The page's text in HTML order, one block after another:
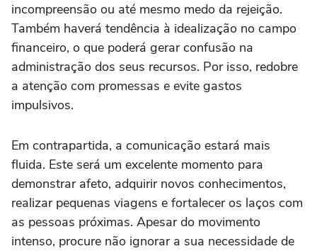
incompreensão ou até mesmo medo da rejeição.
Também haverá tendência à idealização no campo
financeiro, o que poderá gerar confusão na
administração dos seus recursos. Por isso, redobre
a atenção com promessas e evite gastos
impulsivos.
Em contrapartida, a comunicação estará mais
fluida. Este será um excelente momento para
demonstrar afeto, adquirir novos conhecimentos,
realizar pequenas viagens e fortalecer os laços com
as pessoas próximas. Apesar do movimento
intenso, procure não ignorar a sua necessidade de